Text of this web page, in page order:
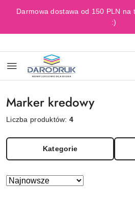
Przejdź do treści głównej
Przejdź do wyszukiwarki
Przejdź do moje konto
Przejdź do menu głównego
Przejdź do stopki
Darmowa dostawa od 150 PLN na
:)
Marker kredowy
Liczba produktów:4
Kategorie
Zastosowano
Sortuj